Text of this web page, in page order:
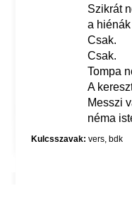
Szikrát
a
Csak.
Csak.
Tompa
A
Messzi
néma
Kulcsszavak: vers bdk